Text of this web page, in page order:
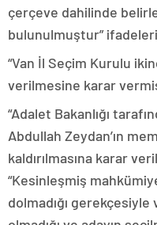
çerçeve dahilinde
bulunulmuştur”
“Van İl Seçim Kurulu
verilmesine karar
“Adalet Bakanlığı
Abdullah Zeydan’ın
kaldırılmasına karar
“Kesinleşmiş
dolmadığı